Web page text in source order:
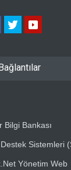
Bilgi Bankası
Sistemleri
Yönetim Web